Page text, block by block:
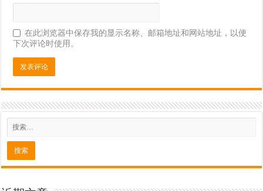
在此浏览器中保存我的显示名称、邮箱地址和网站地址，以便
下次评论时使用。